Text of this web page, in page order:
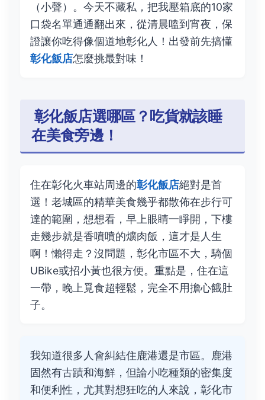
（小聲）。今天不藏私，把我壓箱底的10家
口袋名單通通翻出來，從清晨嗑到宵夜，保
證讓你吃得像個道地彰化人！出發前先搞懂
彰化飯店怎麼挑最對味！
️ 彰化飯店選哪區？吃貨就該睡
在美食旁邊！
住在彰化火車站周邊的彰化飯店絕對是首
選！老城區的精華美食幾乎都散佈在步行可
達的範圍，想想看，早上眼睛一睜開，下樓
走幾步就是香噴噴的爌肉飯，這才是人生
啊！懶得走？沒問題，彰化市區不大，騎個
UBike或招小黃也很方便。重點是，住在這
一帶，晚上覓食超輕鬆，完全不用擔心餓肚
子。
我知道很多人會糾結住鹿港還是市區。鹿港
固然有古蹟和海鮮，但論小吃種類的密集度
和便利性，尤其對想狂吃的人來說，彰化市